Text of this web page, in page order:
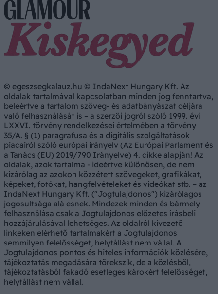
© egeszsegkalauz.hu © IndaNext Hungary Kft. Az
oldalak tartalmával kapcsolatban minden jog fenntartva,
beleértve a tartalom szöveg- és adatbányászat céljára
való felhasználását is – a szerzői jogról szóló 1999. évi
LXXVI. törvény rendelkezései értelmében a törvény
35/A. § (1) paragrafusa és a digitális szolgáltatások
piacairól szóló európai irányelv (Az Európai Parlament és
a Tanács (EU) 2019/790 Irányelve) 4. cikke alapján! Az
oldalak, azok tartalma - ideértve különösen, de nem
kizárólag az azokon közzétett szövegeket, grafikákat,
képeket, fotókat, hangfelvételeket és videókat stb. – az
IndaNext Hungary Kft. ("Jogtulajdonos") kizárólagos
jogosultsága alá esnek. Mindezek minden és bármely
felhasználása csak a Jogtulajdonos előzetes írásbeli
hozzájárulásával lehetséges. Az oldalról kivezető
linkeken elérhető tartalmakért a Jogtulajdonos
semmilyen felelősséget, helytállást nem vállal. A
Jogtulajdonos pontos és hiteles információk közlésére,
tájékoztatás megadására törekszik, de a közlésből,
tájékoztatásból fakadó esetleges károkért felelősséget,
helytállást nem vállal.